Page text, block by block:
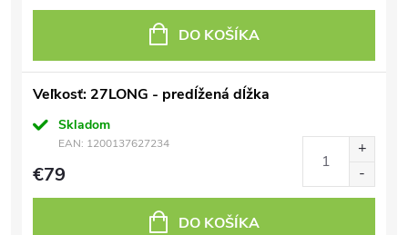
DO KOŠÍKA
Veľkosť: 27LONG - predĺžená dĺžka
Skladom
EAN: 1200137627234
€79
DO KOŠÍKA